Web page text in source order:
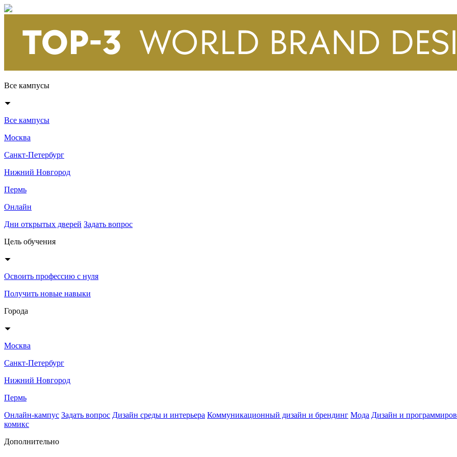
Все кампусы
Все кампусы
Москва
Санкт-Петербург
Нижний Новгород
Пермь
Онлайн
Дни открытых дверей Задать вопрос
Цель обучения
Освоить профессию с нуля
Получить новые навыки
Города
Москва
Санкт-Петербург
Нижний Новгород
Пермь
Онлайн-кампус Задать вопрос Дизайн среды и интерьера Коммуникационный дизайн и брендинг Мода Дизайн и
комикс
Дополнительно